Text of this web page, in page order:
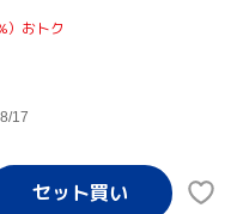
）おトク
17